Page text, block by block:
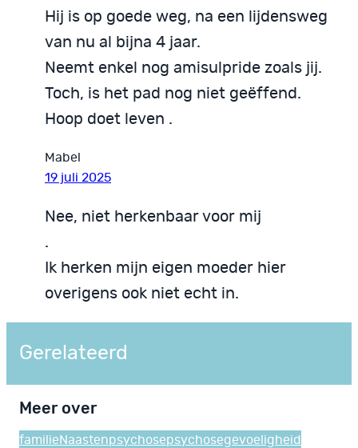
Hij is op goede weg, na een lijdensweg
van nu al bijna 4 jaar.
Neemt enkel nog amisulpride zoals jij.
Toch, is het pad nog niet geëffend.
Hoop doet leven .
Mabel
19 juli 2025
Nee, niet herkenbaar voor mij
.
Ik herken mijn eigen moeder hier
overigens ook niet echt in.
Gerelateerd
Meer over
familie Naastenpsychosepsychosegevoeligheid